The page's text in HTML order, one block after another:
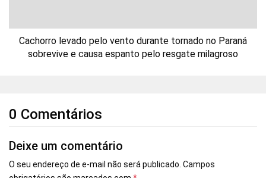
Cachorro levado pelo vento durante tornado no Paraná
sobrevive e causa espanto pelo resgate milagroso
0 Comentários
Deixe um comentário
O seu endereço de e-mail não será publicado. Campos